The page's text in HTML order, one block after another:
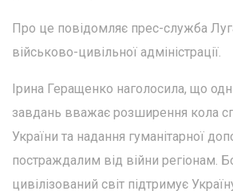
Про це повідомляє прес-служба
військово-цивільної адміністрації.
Ірина Геращенко наголосила, що
завдань вважає розширення кола
України та надання гуманітарної
постраждалим від війни регіонам.
цивілізований світ підтримує